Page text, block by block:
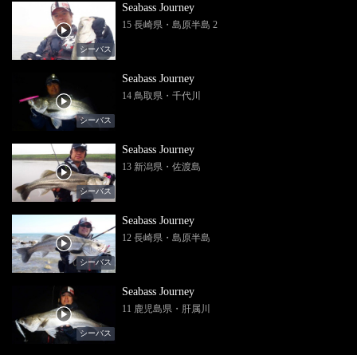
シーバス
Seabass Journey
15 長崎県・島原半島 2
シーバス
Seabass Journey
14 鳥取県・千代川
シーバス
Seabass Journey
13 新潟県・佐渡島
シーバス
Seabass Journey
12 長崎県・島原半島
シーバス
Seabass Journey
11 鹿児島県・肝属川